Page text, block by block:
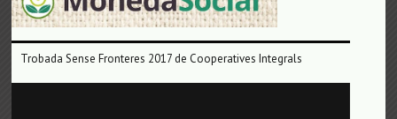
Trobada Sense Fronteres 2017 de Cooperatives Integrals